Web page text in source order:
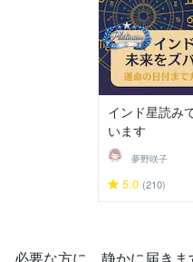
インド星読み
います
夢野咲子
5.0 (210)
必要な方に、静かに届きま